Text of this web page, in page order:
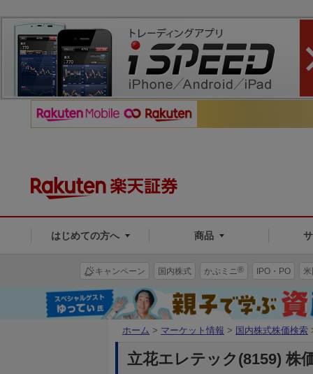
はじめての方へ 商品
キャンペーン 国内株式 かぶミニ ® IPO・PO
ホーム > マーケット情報 > 国内株式株価検索
立花エレテック(8159) 株